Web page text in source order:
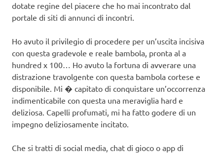
dotate regine del piacere che ho mai incontrato dal
portale di siti di annunci di incontri.
Ho avuto il privilegio di procedere per un’uscita incisiva
con questa gradevole e reale bambola, pronta al a
hundred x 100… Ho avuto la fortuna di avverare una
distrazione travolgente con questa bambola cortese e
disponibile. Mi � capitato di conquistare un’occorrenza
indimenticabile con questa una meraviglia hard e
deliziosa. Capelli profumati, mi ha fatto godere di un
impegno deliziosamente incitato.
Che si tratti di social media, chat di gioco o app di